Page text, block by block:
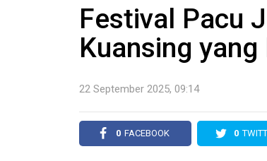
Festival Pacu
Kuansing
22 September 2025, 09:14
0 FACEBOOK 0